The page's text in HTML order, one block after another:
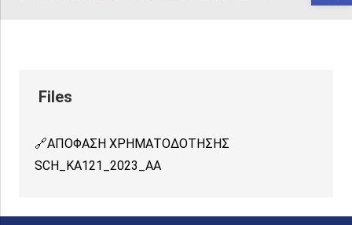
ΑΠΟΦΑΣΗ ΧΡΗΜΑΤΟΔΟΤΗΣΗΣ
SCH_ΚΑ121_2023_AA